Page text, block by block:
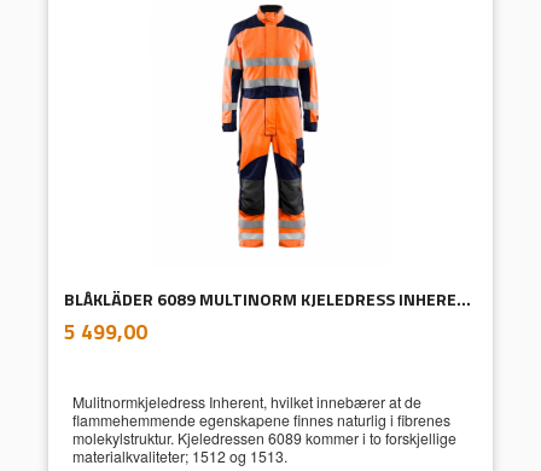
BLÅKLÄDER 6089 MULTINORM KJELEDRESS INHERENT
Pris
5 499,00mva.
Mulitnormkjeledress Inherent, hvilket innebærer at de
flammehemmende egenskapene finnes naturlig i fibrenes
molekylstruktur. Kjeledressen 6089 kommer i to forskjellige
materialkvaliteter; 1512 og 1513.